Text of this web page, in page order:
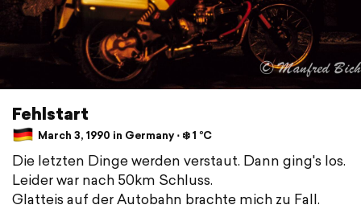
Fehlstart
March 3, 1990 in Germany ⋅ ❄️ 1 °C
Die letzten Dinge werden verstaut. Dann ging's los.
Leider war nach 50km Schluss.
Glatteis auf der Autobahn brachte mich zu Fall.